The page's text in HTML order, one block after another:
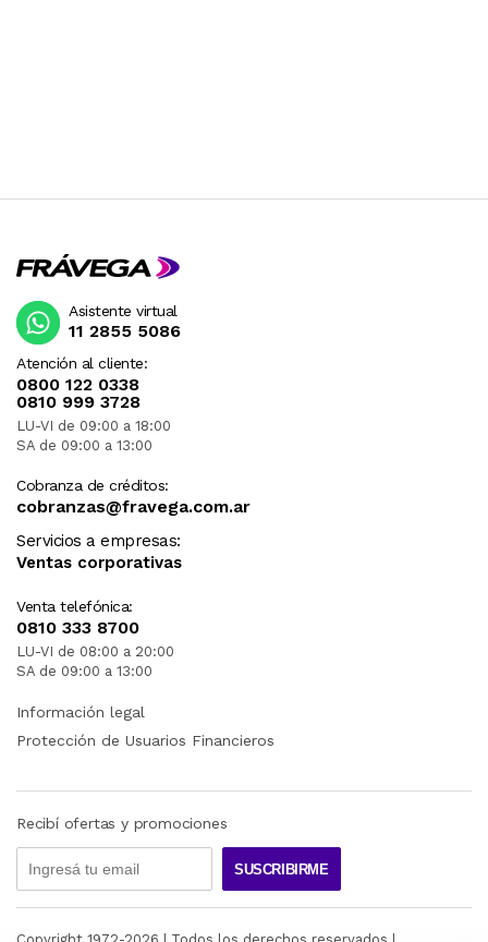
Atención al cliente:
0800 122 0338
0810 999 3728
LU-VI de 09:00 a 18:00
SA de 09:00 a 13:00
Cobranza de créditos:
cobranzas@fravega.com.ar
Servicios a empresas:
Ventas corporativas
Venta telefónica:
0810 333 8700
LU-VI de 08:00 a 20:00
SA de 09:00 a 13:00
Asistente virtual
11 2855 5086
Información legal
Protección de Usuarios Financieros
Recibí ofertas y promociones
SUSCRIBIRME